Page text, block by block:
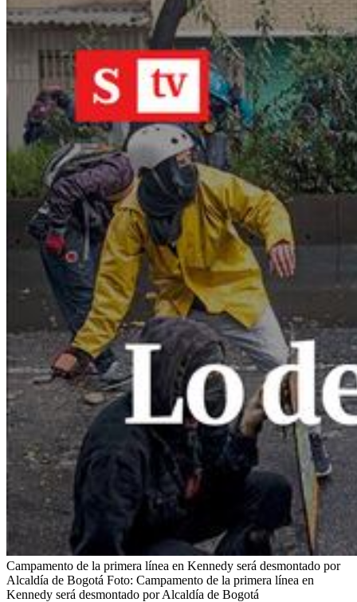
Campamento de la primera línea en Kennedy será desmontado por
Alcaldía de Bogotá Foto: Campamento de la primera línea en
Kennedy será desmontado por Alcaldía de Bogotá